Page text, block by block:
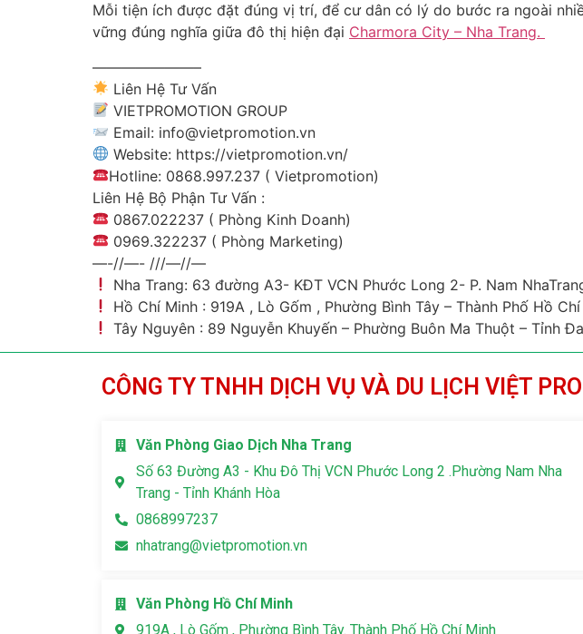
Mỗi tiện ích được đặt đúng vị trí, để cư dân có lý do bước ra ngoài
vững đúng nghĩa giữa đô thị hiện đại Charmora City – Nha Trang.
———————–
Liên Hệ Tư Vấn
VIETPROMOTION GROUP
Email: info@vietpromotion.vn
Website: https://vietpromotion.vn/
Hotline: 0868.997.237 ( Vietpromotion)
Liên Hệ Bộ Phận Tư Vấn :
0867.022237 ( Phòng Kinh Doanh)
0969.322237 ( Phòng Marketing)
—-//—- ///—//—
Nha Trang: 63 đường A3- KĐT VCN Phước Long 2- P. Nam
Hồ Chí Minh : 919A , Lò Gốm , Phường Bình Tây – Thành Phố Hồ
Tây Nguyên : 89 Nguyễn Khuyến – Phường Buôn Ma Thuột – Tỉnh
CÔNG TY TNHH DỊCH VỤ VÀ DU LỊCH VIỆT
Văn Phòng Giao Dịch Nha Trang
Số 63 Đường A3 - Khu Đô Thị VCN Phước Long 2 .Phường Nam Nha
Trang - Tỉnh Khánh Hòa
0868997237
nhatrang@vietpromotion.vn
Văn Phòng Hồ Chí Minh
919A , Lò Gốm , Phường Bình Tây. Thành Phố Hồ Chí Minh